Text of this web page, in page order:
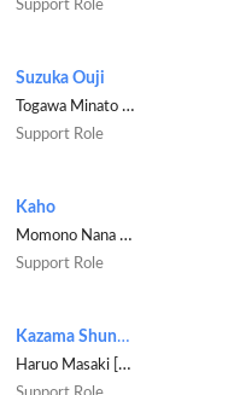
Support Role
Suzuka Ouji
Togawa Minato [Tsumugi's current boyfriend]
Support Role
Kaho
Momono Nana [Sou's friend]
Support Role
Kazama Shunsuke
Haruo Masaki [Sign language class teacher]